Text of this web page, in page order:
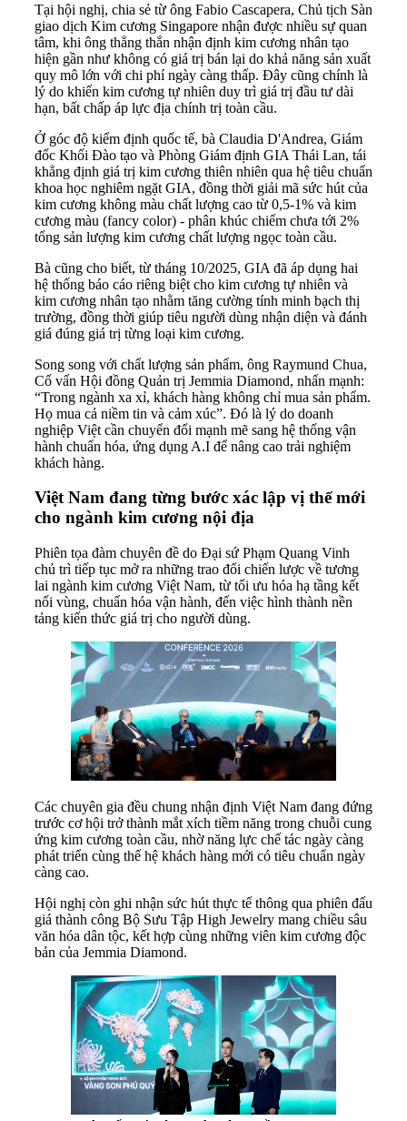
Tại hội nghị, chia sẻ từ ông Fabio Cascapera, Chủ tịch Sàn
giao dịch Kim cương Singapore nhận được nhiều sự quan
tâm, khi ông thẳng thắn nhận định kim cương nhân tạo
hiện gần như không có giá trị bán lại do khả năng sản xuất
quy mô lớn với chi phí ngày càng thấp. Đây cũng chính là
lý do khiến kim cương tự nhiên duy trì giá trị đầu tư dài
hạn, bất chấp áp lực địa chính trị toàn cầu.
Ở góc độ kiểm định quốc tế, bà Claudia D'Andrea, Giám
đốc Khối Đào tạo và Phòng Giám định GIA Thái Lan, tái
khẳng định giá trị kim cương thiên nhiên qua hệ tiêu chuẩn
khoa học nghiêm ngặt GIA, đồng thời giải mã sức hút của
kim cương không màu chất lượng cao từ 0,5-1% và kim
cương màu (fancy color) - phân khúc chiếm chưa tới 2%
tổng sản lượng kim cương chất lượng ngọc toàn cầu.
Bà cũng cho biết, từ tháng 10/2025, GIA đã áp dụng hai
hệ thống báo cáo riêng biệt cho kim cương tự nhiên và
kim cương nhân tạo nhằm tăng cường tính minh bạch thị
trường, đồng thời giúp tiêu người dùng nhận diện và đánh
giá đúng giá trị từng loại kim cương.
Song song với chất lượng sản phẩm, ông Raymund Chua,
Cố vấn Hội đồng Quản trị Jemmia Diamond, nhấn mạnh:
“Trong ngành xa xỉ, khách hàng không chỉ mua sản phẩm.
Họ mua cả niềm tin và cảm xúc”. Đó là lý do doanh
nghiệp Việt cần chuyển đổi mạnh mẽ sang hệ thống vận
hành chuẩn hóa, ứng dụng A.I để nâng cao trải nghiệm
khách hàng.
Việt Nam đang từng bước xác lập vị thế mới
cho ngành kim cương nội địa
Phiên tọa đàm chuyên đề do Đại sứ Phạm Quang Vinh
chủ trì tiếp tục mở ra những trao đổi chiến lược về tương
lai ngành kim cương Việt Nam, từ tối ưu hóa hạ tầng kết
nối vùng, chuẩn hóa vận hành, đến việc hình thành nền
tảng kiến thức giá trị cho người dùng.
Các chuyên gia đều chung nhận định Việt Nam đang đứng
trước cơ hội trở thành mắt xích tiềm năng trong chuỗi cung
ứng kim cương toàn cầu, nhờ năng lực chế tác ngày càng
phát triển cùng thế hệ khách hàng mới có tiêu chuẩn ngày
càng cao.
Hội nghị còn ghi nhận sức hút thực tế thông qua phiên đấu
giá thành công Bộ Sưu Tập High Jewelry mang chiều sâu
văn hóa dân tộc, kết hợp cùng những viên kim cương độc
bản của Jemmia Diamond.